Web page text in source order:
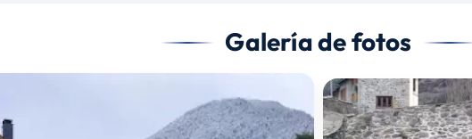
Galería de fotos